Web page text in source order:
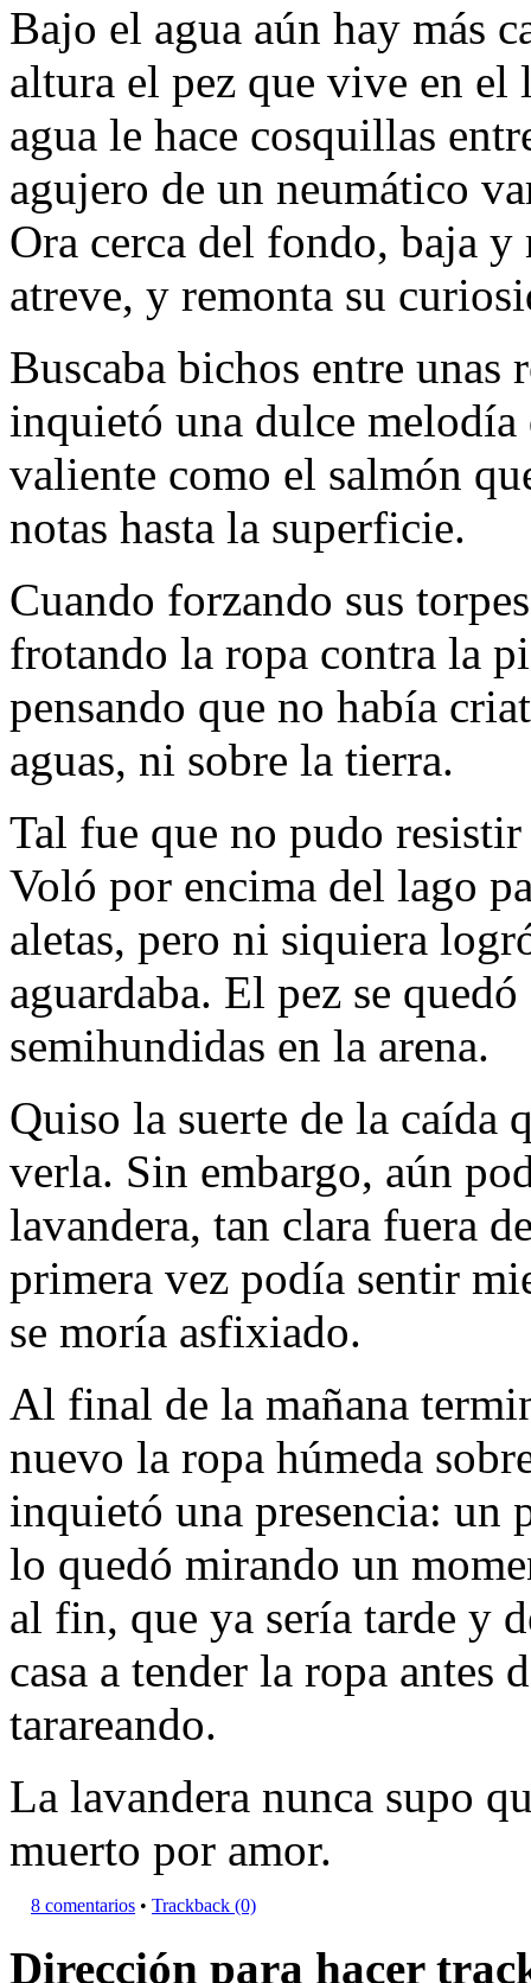
Bajo el agua aún hay más
altura el pez que vive en el
agua le hace cosquillas
agujero de un neumático
Ora cerca del fondo, baja y
atreve, y remonta su
Buscaba bichos entre unas
inquietó una dulce melodía
valiente como el salmón
notas hasta la superficie.
Cuando forzando sus
frotando la ropa contra la
pensando que no había
aguas, ni sobre la tierra.
Tal fue que no pudo
Voló por encima del lago
aletas, pero ni siquiera
aguardaba. El pez se
semihundidas en la arena.
Quiso la suerte de la caída
verla. Sin embargo, aún
lavandera, tan clara fuera
primera vez podía sentir
se moría asfixiado.
Al final de la mañana
nuevo la ropa húmeda
inquietó una presencia: un
lo quedó mirando un
al fin, que ya sería tarde y
casa a tender la ropa antes
tarareando.
La lavandera nunca supo
muerto por amor.
8 comentarios • Trackback (0)
Dirección para hacer